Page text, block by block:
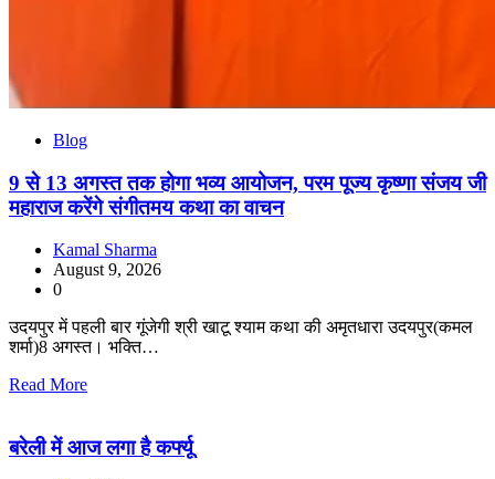
Blog
9 से 13 अगस्त तक होगा भव्य आयोजन, परम पूज्य कृष्णा संजय जी
महाराज करेंगे संगीतमय कथा का वाचन
Kamal Sharma
August 9, 2026
0
उदयपुर में पहली बार गूंजेगी श्री खाटू श्याम कथा की अमृतधारा उदयपुर(कमल
शर्मा)8 अगस्त। भक्ति…
Read More
बरेली में आज लगा है कर्फ्यू